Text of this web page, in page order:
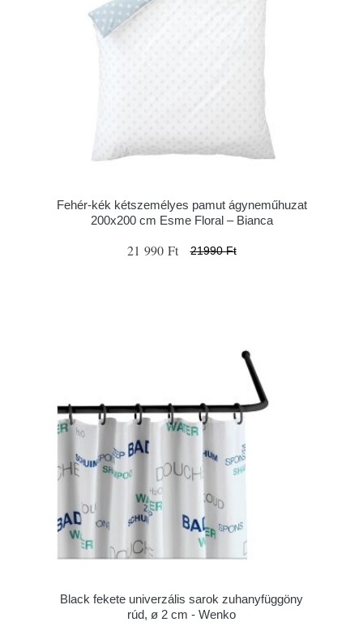
Fehér-kék kétszemélyes pamut ágyneműhuzat
200x200 cm Esme Floral – Bianca
21 990 Ft 21990 Ft
Black fekete univerzális sarok zuhanyfüggöny
rúd, ø 2 cm - Wenko